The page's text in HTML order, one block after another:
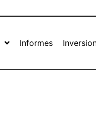
Informes